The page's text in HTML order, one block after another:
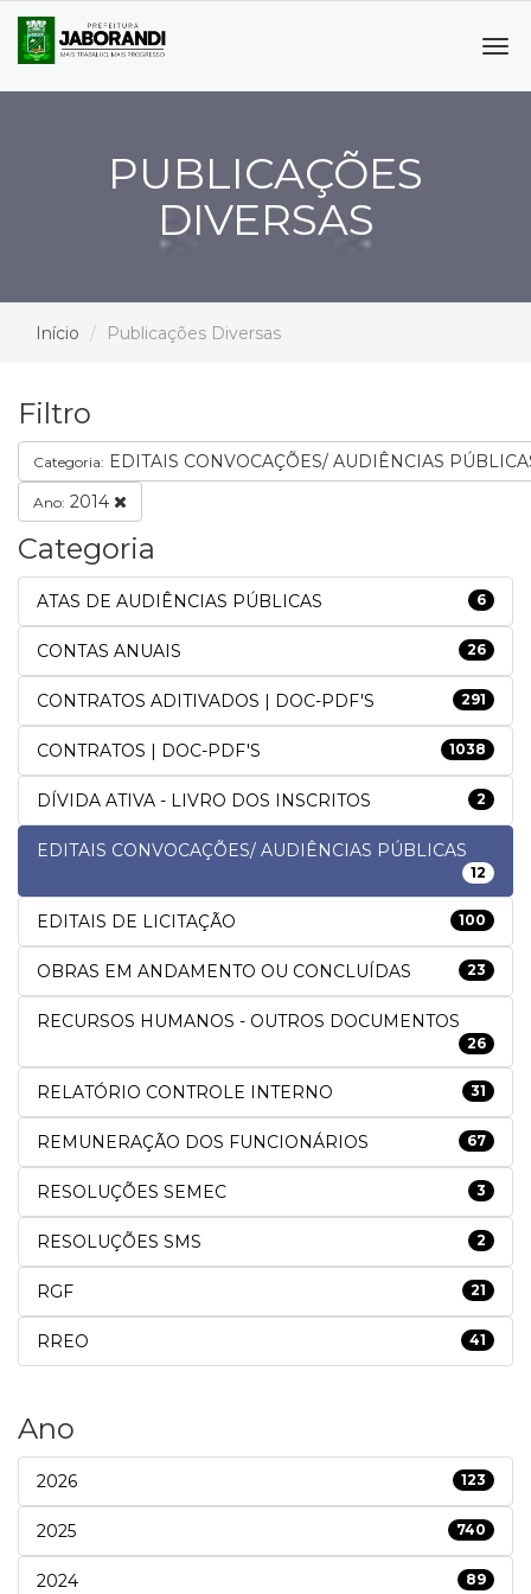
PUBLICAÇÕES
DIVERSAS
Início Publicações Diversas
Filtro
Categoria: EDITAIS CONVOCAÇÕES/ AUDIÊNCIAS
Ano: 2014
Categoria
ATAS DE AUDIÊNCIAS PÚBLICAS 6
CONTAS ANUAIS 26
CONTRATOS ADITIVADOS | DOC-PDF'S 291
CONTRATOS | DOC-PDF'S 1038
DÍVIDA ATIVA - LIVRO DOS INSCRITOS 2
EDITAIS CONVOCAÇÕES/ AUDIÊNCIAS PÚBLICAS
12
EDITAIS DE LICITAÇÃO 100
OBRAS EM ANDAMENTO OU CONCLUÍDAS 23
RECURSOS HUMANOS - OUTROS DOCUMENTOS
26
RELATÓRIO CONTROLE INTERNO 31
REMUNERAÇÃO DOS FUNCIONÁRIOS 67
RESOLUÇÕES SEMEC 3
RESOLUÇÕES SMS 2
RGF 21
RREO 41
Ano
2026 123
2025 740
2024 89